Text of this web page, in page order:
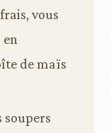
vous
de maïs
soupers